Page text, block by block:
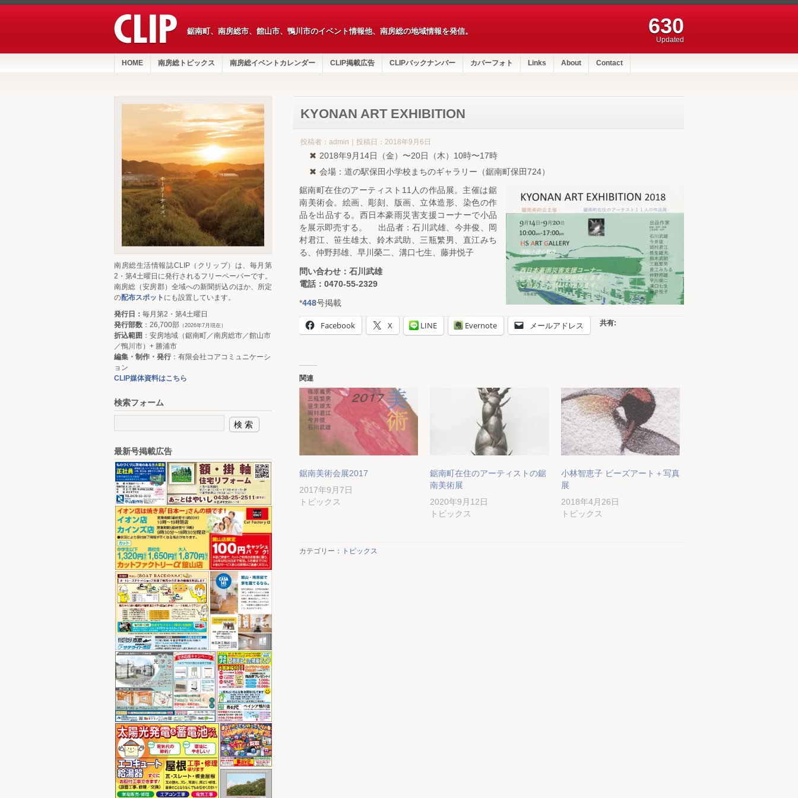
鋸南町、南房総市、館山市、鴨川市のイベント情報他、南房総の地域情報を発信。 630
Updated
HOME 南房総トピックス 南房総イベントカレンダー CLIP掲載広告 CLIPバックナンバー カバーフォト Links About Contact
KYONAN ART EXHIBITION
投稿者：admin｜投稿日：2018年9月6日
2018年9月14日（金）〜20日（木）10時〜17時
会場：道の駅保田小学校まちのギャラリー（鋸南町保田724）
鋸南町在住のアーティスト11人の作品展。主催は鋸
南美術会。絵画、彫刻、版画、立体造形、染色の作
品を出品する。西日本豪雨災害支援コーナーで小品
を展示即売する。 出品者：石川武雄、今井俊、岡
村君江、笹生雄太、鈴木武助、三瓶繁男、直江みち
る、仲野邦雄、早川榮二、溝口七生、藤井悦子
問い合わせ：石川武雄
電話：0470-55-2329
*448号掲載
共有:
Facebook X LINE Evernote メールアドレス
関連
鋸南美術会展2017
2017年9月7日
トピックス
鋸南町在住のアーティストの鋸
南美術展
2020年9月12日
トピックス
小林智恵子 ビーズアート＋写真
展
2018年4月26日
トピックス
カテゴリー： トピックス
南房総生活情報誌CLIP（クリップ）は、毎月第
2・第4土曜日に発行されるフリーペーパーです。
南房総（安房郡）全域への新聞折込のほか、所定
の配布スポット にも設置しています。
発行日： 毎月第2・第4土曜日
発行部数 ：26,700部 （2026年7月現在）
折込範囲 ：安房地域（鋸南町／南房総市／館山市
／鴨川市）+ 勝浦市
編集・制作・発行：有限会社コアコミュニケーシ
ョン
CLIP媒体資料はこちら
検索フォーム
最新号掲載広告